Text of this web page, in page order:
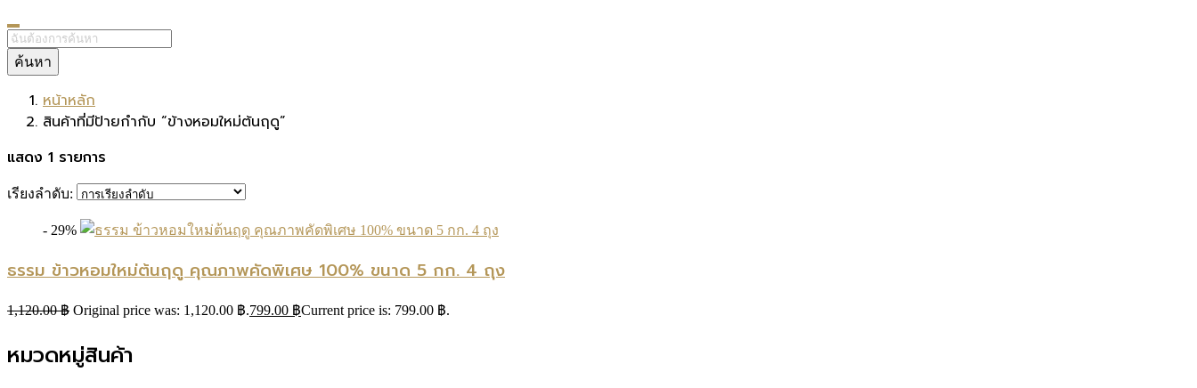
ค้นหา
หน้าหลัก
สินค้าที่มีป้ายกำกับ “ข้างหอมใหม่ต้นฤดู”
แสดง 1 รายการ
เรียงลำดับ:
- 29%
ธรรม ข้าวหอมใหม่ต้นฤดู คุณภาพคัดพิเศษ 100% ขนาด 5 กก. 4 ถุง
1,120.00฿ Original price was: 1,120.00 ฿.799.00 ฿Current price is: 799.00 ฿.
หมวดหมู่สินค้า